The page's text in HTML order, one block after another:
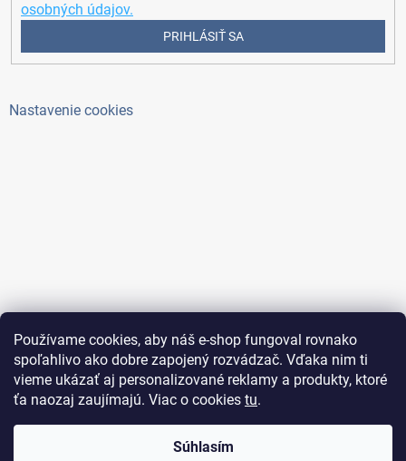
Používame cookies, aby náš e-shop fungoval rovnako
spoľahlivo ako dobre zapojený rozvádzač. Vďaka nim ti
vieme ukázať aj personalizované reklamy a produkty, ktoré
ťa naozaj zaujímajú. Viac o cookies tu.
Súhlasím
osobných údajov.
PRIHLÁSIŤ SA
Nastavenie cookies
Copyright 2026ElektroAntoš. Všetky práva vyhradené.
Upraviť nastavenie cookies